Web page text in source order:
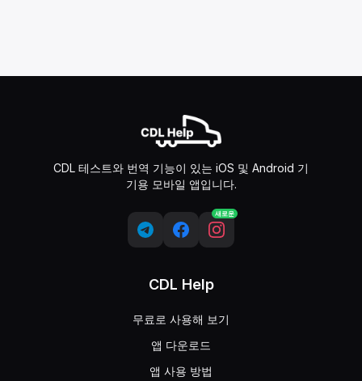
차량 높이 제한에 관한 설명 중 옳은 것을 고르세요.
차량의 무게가 높이를 변경합니다.
상부 여유 공간은 기상 조건의 영향을 받지 않습니다.
차량의 무게는 차량 높이를 높이거나 낮출 수 있으며, 이는 상
혈중 알코올 농도(BAC)가 어느 수준에 도달하면 24시간 운행
측정 가능한 수준의 알코올이 체내에 남아 있으면 24시간 동
후륜 구동 바퀴가 잠겨 발생하는 스키드에 대한 설명 중 옳은
브레이크 압력을 더 가하면 미끄러짐이 멈춥니다.
차량이 트레일러를 당기는 경우 트레일러가 옆으로 기울어질
CDL 테스트와 번역 기능이 있는 iOS 및 Android 기
기용 모바일 앱입니다.
새로운
CDL Help
무료로 사용해 보기
앱 다운로드
앱 사용 방법